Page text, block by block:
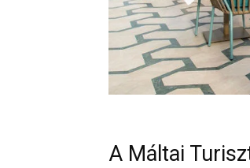
A Máltai